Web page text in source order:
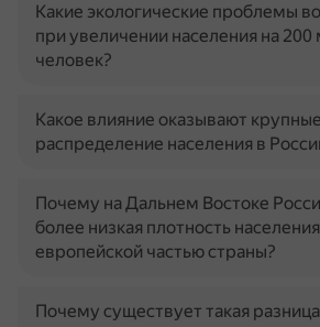
Какие экологические проблемы
при увеличении населения на
человек?
Какое влияние оказывают
распределение населения в
Почему на Дальнем Востоке
более низкая плотность
европейской частью страны?
Почему существует такая